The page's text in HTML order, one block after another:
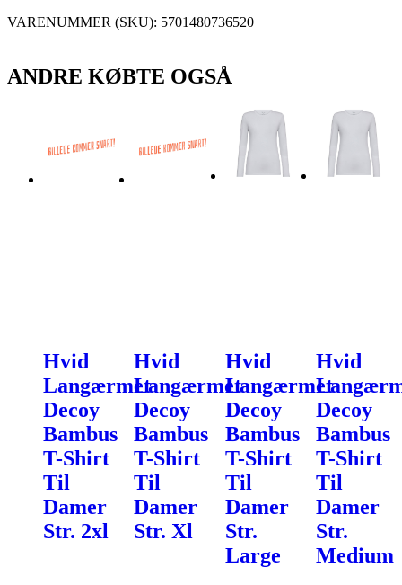
VARENUMMER (SKU): 5701480736520
ANDRE KØBTE OGSÅ
Hvid
Langærmet
Decoy
Bambus
T-Shirt
Til
Damer
Str. 2xl
Hvid
Langærmet
Decoy
Bambus
T-Shirt
Til
Damer
Str. Xl
Hvid
Langærmet
Decoy
Bambus
T-Shirt
Til
Damer
Str.
Large
Hvid
Decoy
Bambus
T-Shirt
Til
Damer
Str.
Medium